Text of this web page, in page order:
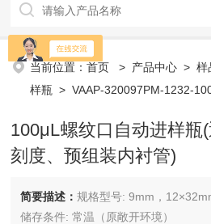
当前位置：首页 > 产品中心 >样
样瓶 > VAAP-320097PM-1232-
100μL螺纹口自动进样瓶
刻度、预组装内衬管)
简要描述：规格型号: 9mm，
储存条件: 常温（原敞开环境）